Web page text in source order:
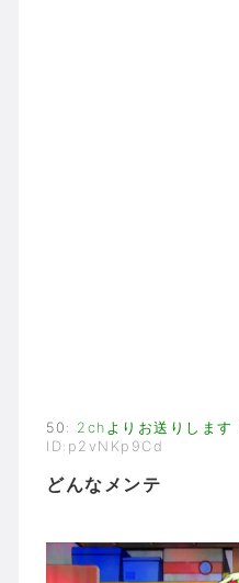
50 : 2chよりお送りします
ID:p2vNKp9Cd
どんなメンテ